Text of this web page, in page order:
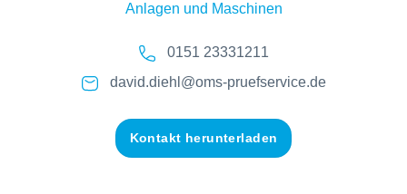
Anlagen und Maschinen
0151 23331211
david.diehl@oms-pruefservice.de
Kontakt herunterladen